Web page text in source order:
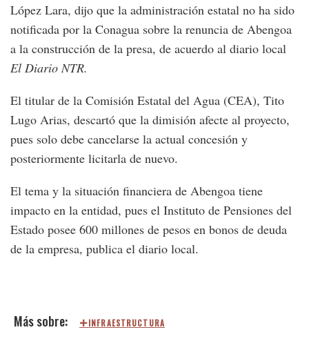
López Lara, dijo que la administración estatal no ha sido
notificada por la Conagua sobre la renuncia de Abengoa
a la construcción de la presa, de acuerdo al diario local
El Diario NTR.
El titular de la Comisión Estatal del Agua (CEA), Tito
Lugo Arias, descartó que la dimisión afecte al proyecto,
pues solo debe cancelarse la actual concesión y
posteriormente licitarla de nuevo.
El tema y la situación financiera de Abengoa tiene
impacto en la entidad, pues el Instituto de Pensiones del
Estado posee 600 millones de pesos en bonos de deuda
de la empresa, publica el diario local.
INFRAESTRUCTURA